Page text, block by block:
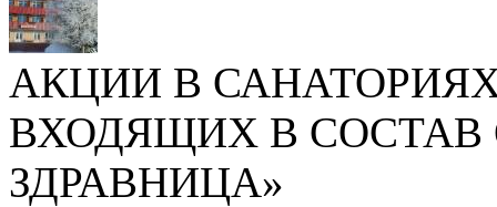
АКЦИИ В
ВХОДЯЩИХ В СОСТАВ
ЗДРАВНИЦА»